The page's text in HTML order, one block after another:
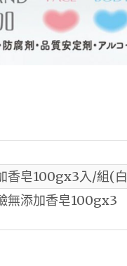
香皂100gx3入/組(白
無添加香皂100gx3